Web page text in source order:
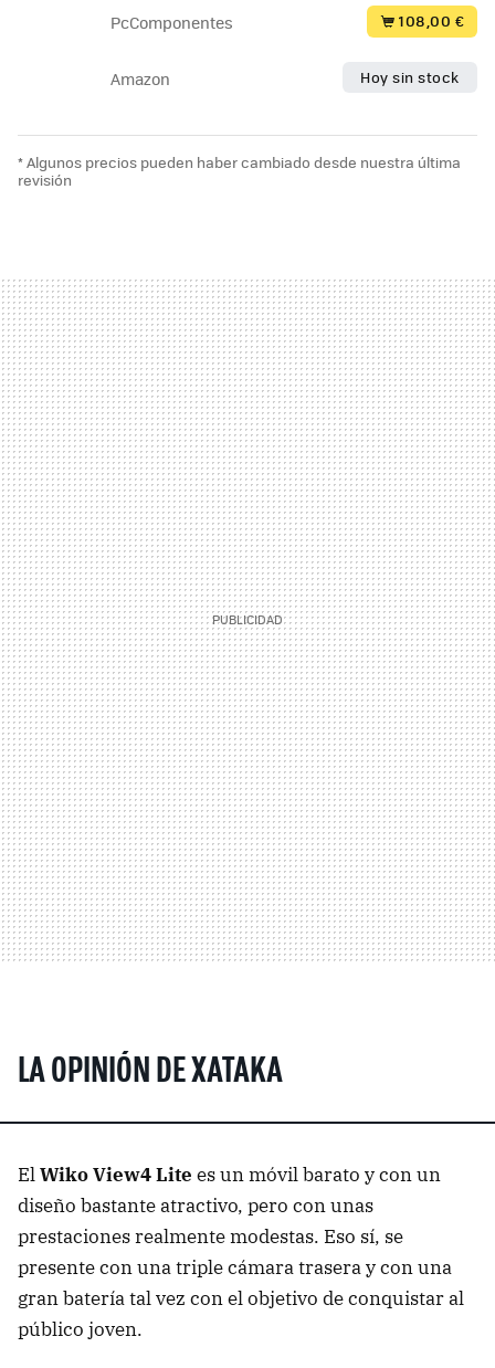
PcComponentes 108,00 €
Amazon Hoy sin stock
* Algunos precios pueden haber cambiado desde nuestra última
revisión
LA OPINIÓN DE XATAKA
ElWiko View4 Lite es un móvil barato y con un
diseño bastante atractivo, pero con unas
prestaciones realmente modestas. Eso sí, se
presente con una triple cámara trasera y con una
gran batería tal vez con el objetivo de conquistar al
público joven.